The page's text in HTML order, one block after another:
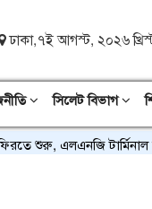
ঢাকা,৭ই আগস্ট, ২০২৬
সিলেট বিভাগ
এলএনজি টার্মিনাল আংশিক